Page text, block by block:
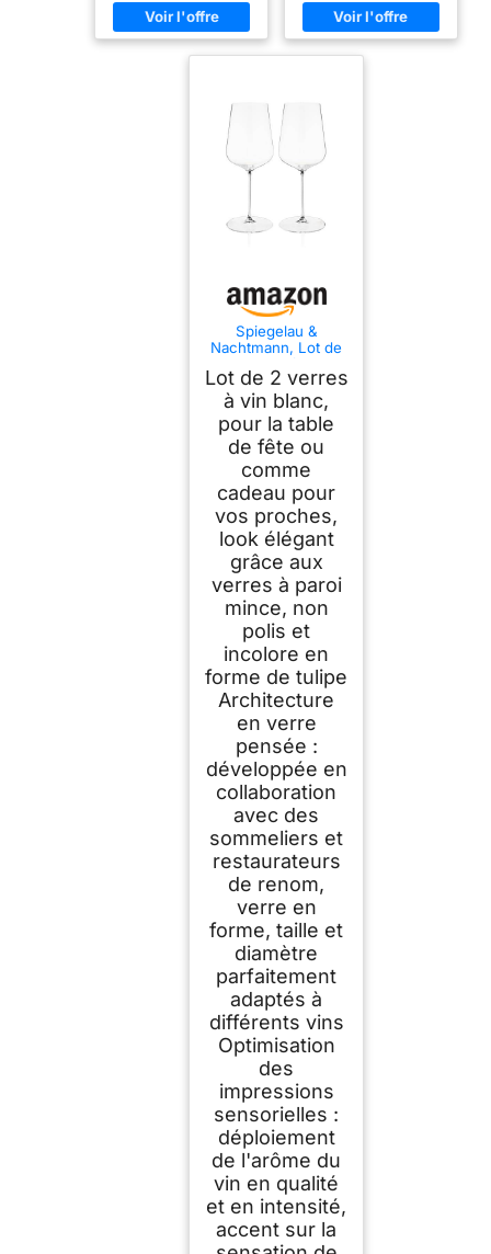
Spiegelau &
Nachtmann, Lot de
2 verres à vin
universels en cristal
550 ml
Lot de 2 verres
à vin blanc,
pour la table
de fête ou
comme
cadeau pour
vos proches,
look élégant
grâce aux
verres à paroi
mince, non
polis et
incolore en
forme de tulipe
Architecture
en verre
pensée :
développée en
collaboration
avec des
sommeliers et
restaurateurs
de renom,
verre en
forme, taille et
diamètre
parfaitement
adaptés à
différents vins
Optimisation
des
impressions
sensorielles :
déploiement
de l'arôme du
vin en qualité
et en intensité,
accent sur la